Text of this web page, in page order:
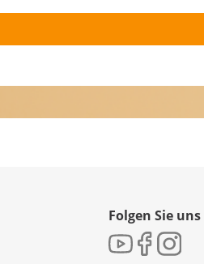
Folgen Sie uns